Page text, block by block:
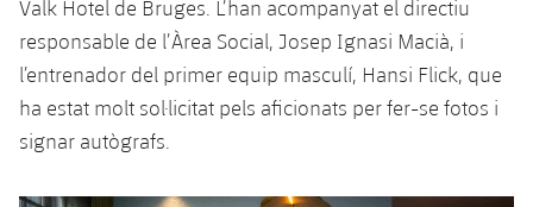
Resultats
Classificació
Voleibol masculí
Voleibol femení
Apunta't a les amateurs
Carnet de l'Esportista Amateur
PLUSICON
MÉS
League of Legends
VALORANT Rising
VALORANT Game Changers
Valk Hotel de Bruges. L’han acompanyat el directiu
responsable de l’Àrea Social, Josep Ignasi Macià, i
l’entrenador del primer equip masculí, Hansi Flick, que
ha estat molt sol·licitat pels aficionats per fer-se fotos i
signar autògrafs.